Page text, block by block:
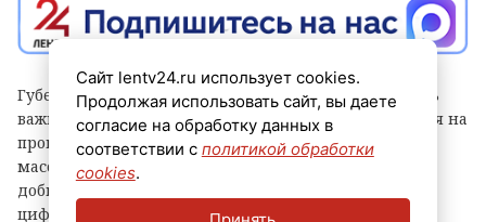
Губернатор Александр Дрозденко заявил, что теперь
важно сохранить лидерство после отмены моратория на
проверки, а для этого контроль должен быть не
массовым, а точным и современным. Чтобы этого
добиться, в Ленобласти, в частности, развивают
цифровые сервисы, используют беспилотники и
Сайт lentv24.ru использует cookies.
Продолжая использовать сайт, вы даете
согласие на обработку данных в
соответствии с политикой обработки
cookies.